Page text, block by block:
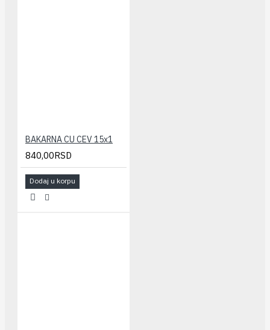
BAKARNA CU CEV 15x1
840,00RSD
Dodaj u korpu